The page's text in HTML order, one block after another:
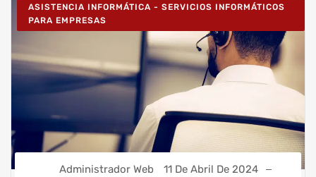
ASISTENCIA INFORMÁTICA - SERVICIOS INFORMÁTICOS
PARA EMPRESAS
Administrador Web 11 De Abril De 2024